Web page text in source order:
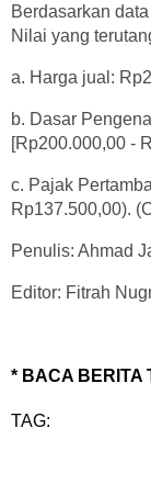
Berdasarkan
Nilai yang
a. Harga jual:
b. Dasar
[Rp200.000,00 -
c. Pajak
Rp137.500,00).
Penulis: Ahmad
Editor: Fitrah
* BACA BERITA
TAG: